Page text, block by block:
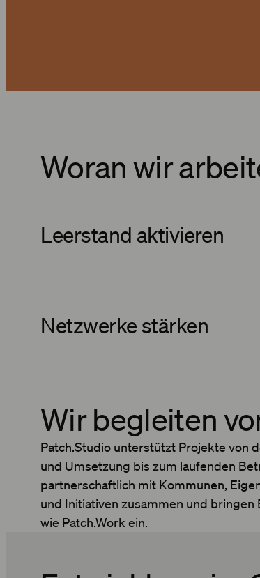
Woran wir
Leerstand aktivieren
Netzwerke stärken
Wir begleiten
Patch.Studio unterstützt Projekte von
und Umsetzung bis zum laufenden
partnerschaftlich mit Kommunen,
und Initiativen zusammen und bringen
wie Patch.Work ein.